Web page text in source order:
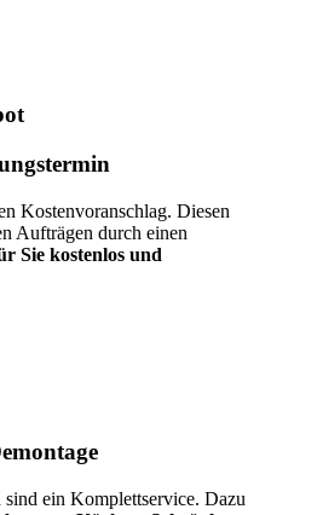
Kostenvoranschlag. Diesen
Aufträgen durch einen
Sie kostenlos und
ein Komplettservice. Dazu